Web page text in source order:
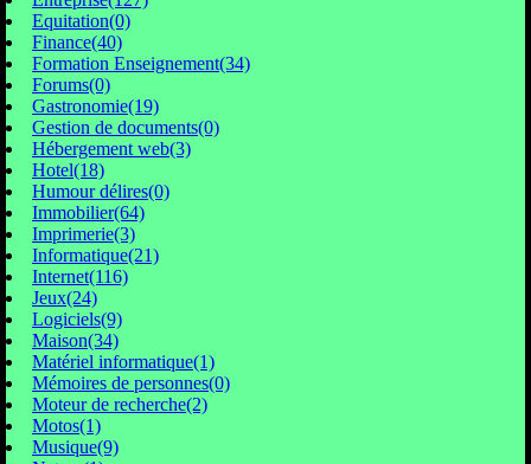
Equitation(0)
Finance(40)
Formation Enseignement(34)
Forums(0)
Gastronomie(19)
Gestion de documents(0)
Hébergement web(3)
Hotel(18)
Humour délires(0)
Immobilier(64)
Imprimerie(3)
Informatique(21)
Internet(116)
Jeux(24)
Logiciels(9)
Maison(34)
Matériel informatique(1)
Mémoires de personnes(0)
Moteur de recherche(2)
Motos(1)
Musique(9)